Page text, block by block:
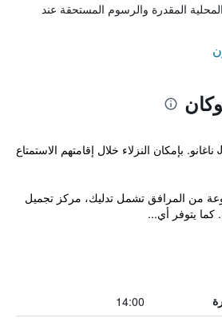
المقدرة والرسوم المستحقة عند
Jizokan Matsuya Ryokan ناغانو. بإمكان النزلاء خلال إقامتهم الاستمتاع
من المرافق تشمل تدليك، مركز تجميل
كما يتوفر أي...
14:00